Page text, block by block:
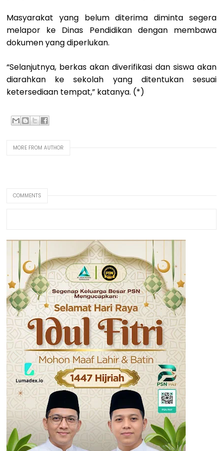
Masyarakat yang belum diterima diminta segera
melapor ke Dinas Pendidikan dengan membawa
dokumen yang diperlukan.
“Selanjutnya, berkas akan diverifikasi dan siswa akan
diarahkan ke sekolah yang ditentukan sesuai
ketersediaan tempat,” katanya. (*)
MORE FROM AUTHOR
COMMENTS